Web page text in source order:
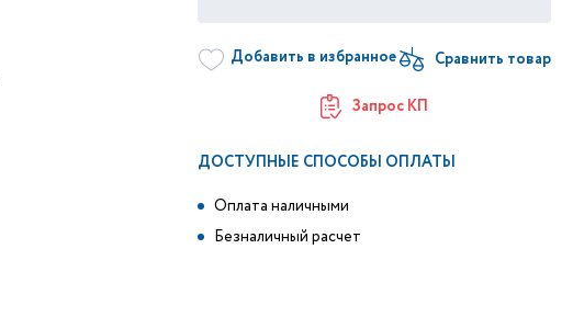
Добавить в избранное
Запрос КП
ДОСТУПНЫЕ СПОСОБЫ ОПЛАТЫ
Оплата наличными
Безналичный расчет